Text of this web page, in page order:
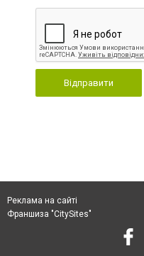
Відправити
Реклама на сайті
Франшиза "CitySites"